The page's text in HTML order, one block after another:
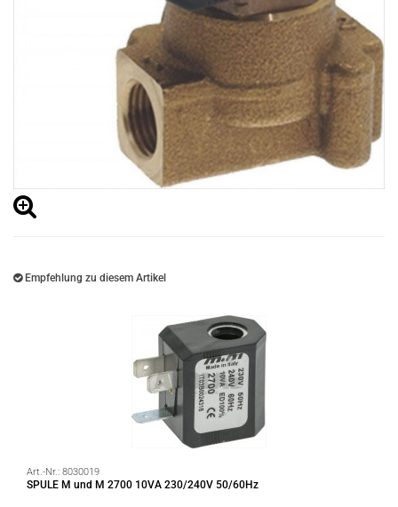
Empfehlung zu diesem Artikel
Art.-Nr.: 8030019
SPULE M und M 2700 10VA 230/240V 50/60Hz